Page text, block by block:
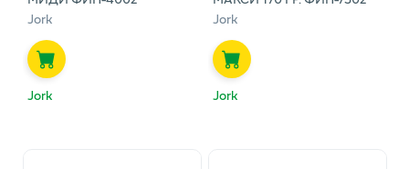
Jork
Jork
Jork
Jork